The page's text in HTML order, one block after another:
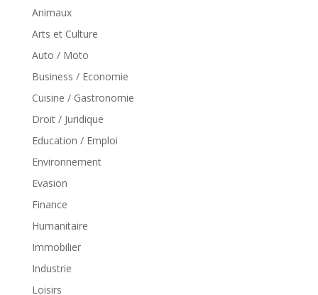
Animaux
Arts et Culture
Auto / Moto
Business / Economie
Cuisine / Gastronomie
Droit / Juridique
Education / Emploi
Environnement
Evasion
Finance
Humanitaire
Immobilier
Industrie
Loisirs